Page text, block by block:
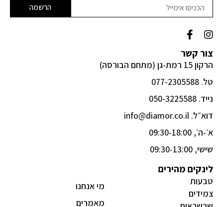
הרשמה
F
a
c
e
b
o
o
k
f
I
n
s
t
a
g
r
a
צור קשר
הרקון 15 רמת-גן (מתחם הבורסה)
טל. 077-2305588
נייד. 050-3225588
דוא״ל. info@diamor.co.il
א׳-ה׳, 09:30-18:00
שישי, 09:30-13:00
מי אנחנו
מאמרים
לינקים מהירים
טבעות
צמידים